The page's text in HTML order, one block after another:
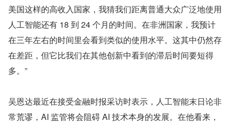
美国这样的高收入国家，我猜我们距离普通大众广泛地使用
人工智能还有 18 到 24 个月的时间。在非洲国家，我预计
在三年左右的时间里会看到类似的使用水平。这其中仍然存
在差距，但它比我们在其他创新中看到的滞后时间要短得
多。”
吴恩达最近在接受金融时报采访时表示，人工智能末日论非
常荒谬，AI 监管将会阻碍 AI 技术本身的发展。在他看来，